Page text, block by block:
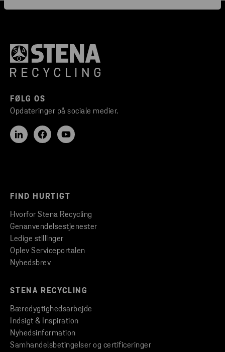
FØLG OS
Opdateringer på sociale medier.
FIND HURTIGT
Hvorfor Stena Recycling
Genanvendelsestjenester
Ledige stillinger
Oplev Serviceportalen
Nyhedsbrev
STENA RECYCLING
Bæredygtighedsarbejde
Indsigt & Inspiration
Nyhedsinformation
Samhandelsbetingelser og certificeringer